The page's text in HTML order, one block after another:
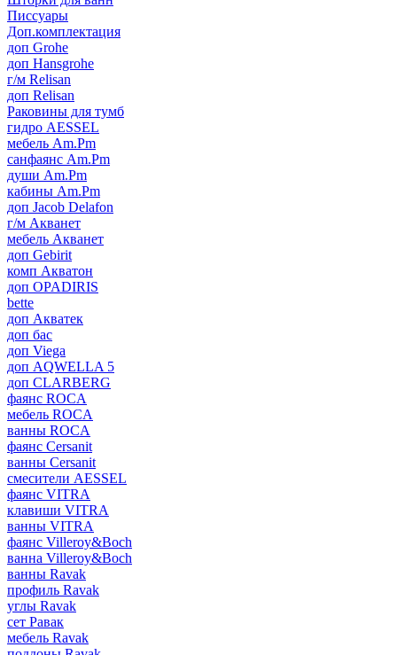
Писсуары
Доп.комплектация
доп Grohe
доп Hansgrohe
г/м Relisan
доп Relisan
Раковины для тумб
гидро AESSEL
мебель Am.Pm
санфаянс Am.Pm
души Am.Pm
кабины Am.Pm
доп Jacob Delafon
г/м Акванет
мебель Акванет
доп Gebirit
комп Акватон
доп OPADIRIS
bette
доп Акватек
доп бас
доп Viega
доп AQWELLA 5
доп CLARBERG
фаянс ROCA
мебель ROCA
ванны ROCA
фаянс Cersanit
ванны Cersanit
смесители AESSEL
фаянс VITRA
клавиши VITRA
ванны VITRA
фаянс Villeroy&Boch
ванна Villeroy&Boch
ванны Ravak
профиль Ravak
углы Ravak
сет Равак
мебель Ravak